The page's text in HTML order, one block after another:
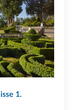
1.